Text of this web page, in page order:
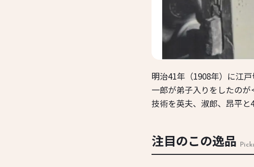
明治41年（1908年）に江
一郎が弟子入りをしたの
技術を英夫、淑郎、昂平と
注目のこの逸品